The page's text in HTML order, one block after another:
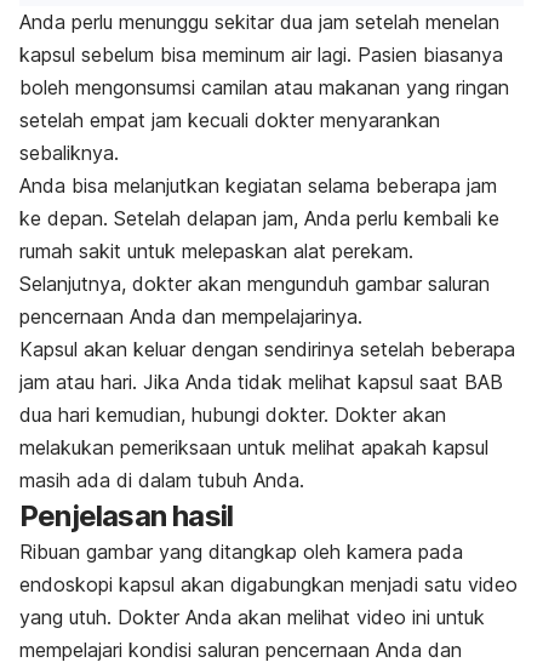
Anda perlu menunggu sekitar dua jam setelah menelan
kapsul sebelum bisa meminum air lagi. Pasien biasanya
boleh mengonsumsi camilan atau makanan yang ringan
setelah empat jam kecuali dokter menyarankan
sebaliknya.
Anda bisa melanjutkan kegiatan selama beberapa jam
ke depan. Setelah delapan jam, Anda perlu kembali ke
rumah sakit untuk melepaskan alat perekam.
Selanjutnya, dokter akan mengunduh gambar saluran
pencernaan Anda dan mempelajarinya.
Kapsul akan keluar dengan sendirinya setelah beberapa
jam atau hari. Jika Anda tidak melihat kapsul saat BAB
dua hari kemudian, hubungi dokter. Dokter akan
melakukan pemeriksaan untuk melihat apakah kapsul
masih ada di dalam tubuh Anda.
Penjelasan hasil
Ribuan gambar yang ditangkap oleh kamera pada
endoskopi kapsul akan digabungkan menjadi satu video
yang utuh. Dokter Anda akan melihat video ini untuk
mempelajari kondisi saluran pencernaan Anda dan